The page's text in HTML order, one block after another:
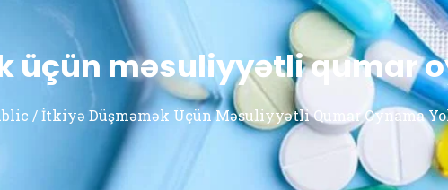
üçün məsuliyyətli qumar
/ İtkiyə Düşməmək Üçün Məsuliyyətli Qumar Oynama